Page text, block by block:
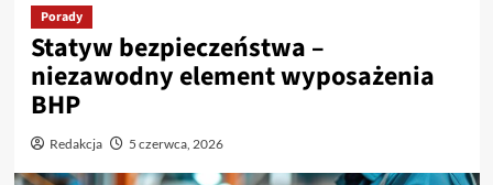
Porady
Statyw bezpieczeństwa –
niezawodny element wyposażenia
BHP
Redakcja 5 czerwca, 2026